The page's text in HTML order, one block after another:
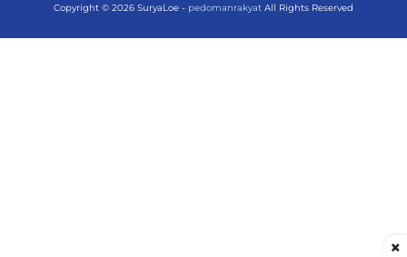
Copyright © 2026 SuryaLoe - pedomanrakyat All Rights Reserved
×